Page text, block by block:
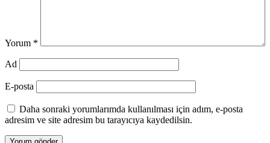
Yorum *
Ad
E-posta
Daha sonraki yorumlarımda kullanılması için adım, e-posta
adresim ve site adresim bu tarayıcıya kaydedilsin.